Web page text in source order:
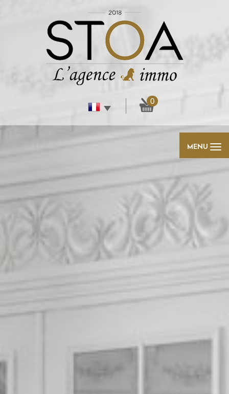
MENU
0